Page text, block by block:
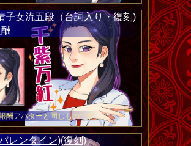
子女流五段（台詞入り・復刻)
酬アバターと同じものです。
レンタイン)(復刻)